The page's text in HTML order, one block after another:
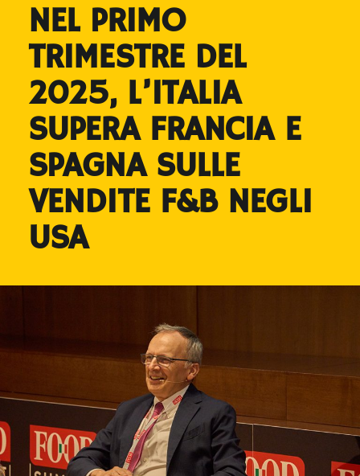
NEL PRIMO
TRIMESTRE DEL
2025, L’ITALIA
SUPERA FRANCIA E
SPAGNA SULLE
VENDITE F&B NEGLI
USA